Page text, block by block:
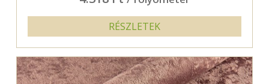
RÉSZLETEK